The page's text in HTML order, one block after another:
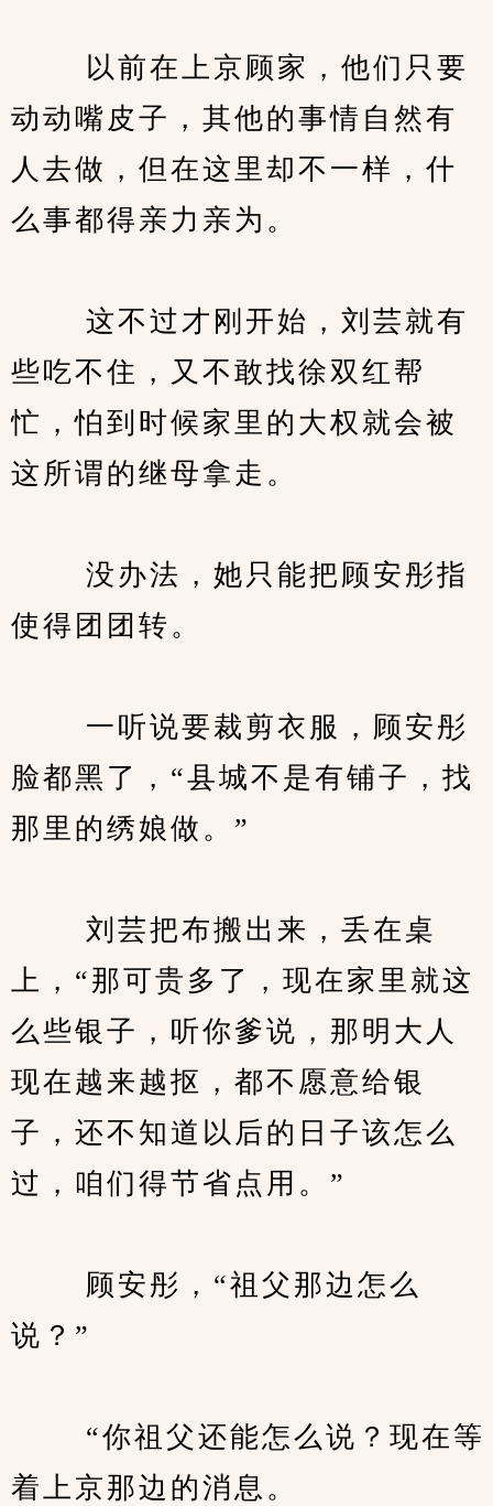
以前在上京顾家，他们只要
动动嘴皮子，其他的事情自然有
人去做，但在这里却不一样，什
么事都得亲力亲为。
这不过才刚开始，刘芸就有
些吃不住，又不敢找徐双红帮
忙，怕到时候家里的大权就会被
这所谓的继母拿走。
没办法，她只能把顾安彤指
使得团团转。
一听说要裁剪衣服，顾安彤
脸都黑了，“县城不是有铺子，找
那里的绣娘做。”
刘芸把布搬出来，丢在桌
上，“那可贵多了，现在家里就这
么些银子，听你爹说，那明大人
现在越来越抠，都不愿意给银
子，还不知道以后的日子该怎么
过，咱们得节省点用。”
顾安彤，“祖父那边怎么
说？”
“你祖父还能怎么说？现在等
着上京那边的消息。